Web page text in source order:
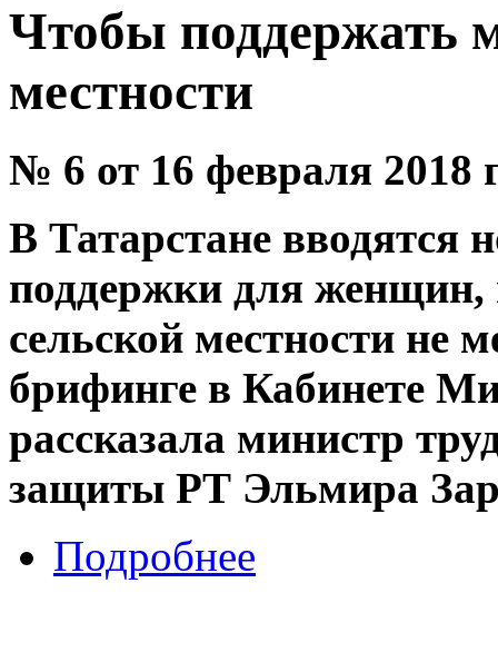
Чтобы поддержать
местности
№ 6 от 16 февраля 2018
В Татарстане вводятся
поддержки для
сельской местности не
брифинге в Кабинете
рассказала министр
защиты РТ Эльмира
Подробнее